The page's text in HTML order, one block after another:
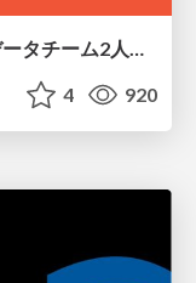
社内の7割が使うデータ基盤を、 データチーム2人で回すためにやったこと
4 920